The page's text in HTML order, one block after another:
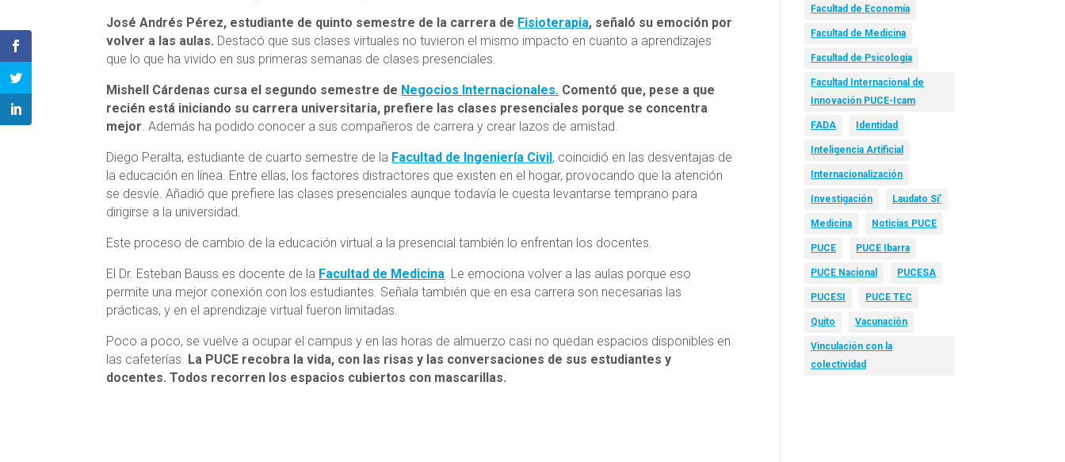
José Andrés Pérez, estudiante de quinto semestre de la carrera de Fisioterapia, señaló su emoción por
volver a las aulas. Destacó que sus clases virtuales no tuvieron el mismo impacto en cuanto a aprendizajes
que lo que ha vivido en sus primeras semanas de clases presenciales.
Mishell Cárdenas cursa el segundo semestre de Negocios Internacionales. Comentó que, pese a que
recién está iniciando su carrera universitaria, prefiere las clases presenciales porque se concentra
mejor. Además ha podido conocer a sus compañeros de carrera y crear lazos de amistad.
Diego Peralta, estudiante de cuarto semestre de la Facultad de Ingeniería Civil, coincidió en las desventajas de
la educación en línea. Entre ellas, los factores distractores que existen en el hogar, provocando que la atención
se desvíe. Añadió que prefiere las clases presenciales aunque todavía le cuesta levantarse temprano para
dirigirse a la universidad.
Este proceso de cambio de la educación virtual a la presencial también lo enfrentan los docentes.
El Dr. Esteban Bauss es docente de la Facultad de Medicina. Le emociona volver a las aulas porque eso
permite una mejor conexión con los estudiantes. Señala también que en esa carrera son necesarias las
prácticas, y en el aprendizaje virtual fueron limitadas.
Poco a poco, se vuelve a ocupar el campus y en las horas de almuerzo casi no quedan espacios disponibles en
las cafeterías. La PUCE recobra la vida, con las risas y las conversaciones de sus estudiantes y
docentes. Todos recorren los espacios cubiertos con mascarillas.
Facultad de Economía
Facultad de Medicina
Facultad de Psicología
Facultad Internacional de
Innovación PUCE-Icam
FADA Identidad
Inteligencia Artificial
Internacionalización
Investigación Laudato Si’
Medicina Noticias PUCE
PUCE PUCE Ibarra
PUCE Nacional PUCESA
PUCESI PUCE TEC
Quito Vacunación
Vinculación con la
colectividad